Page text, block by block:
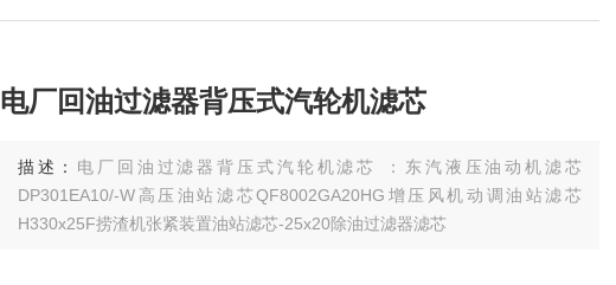
电厂回油过滤器背压式汽轮机滤芯
描述： 电厂回油过滤器背压式汽轮机滤芯 ：东汽液压油动机滤芯
DP301EA10/-W高压油站滤芯QF8002GA20HG增压风机动调油站滤芯
H330x25F捞渣机张紧装置油站滤芯-25x20除油过滤器滤芯